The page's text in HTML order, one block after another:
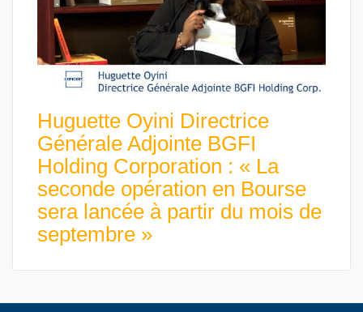
Huguette Oyini Directrice
Générale Adjointe BGFI
Holding Corporation : « La
seconde opération en Bourse
sera lancée à partir du mois de
septembre »